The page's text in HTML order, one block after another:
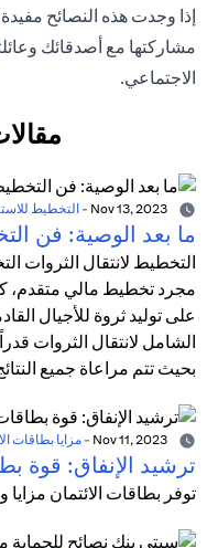
إذا وجدت هذه النصائح
مشاركتها مع أصدقائك
الاجتماعي.
-التخطيط
ما بعد الوصية: فن
التخطيط لانتقال الثروات
مجرد تخطيط مالي متقدم،
على توليد ثروة للأجيال
الشامل لانتقال الثروات
بحيث تتم مراعاة جميع
-مزايا بطاقات
ترشيد الإنفاق: قوة
توفر بطاقات الائتمان